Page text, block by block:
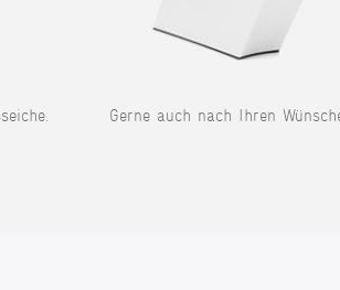
Gerne auch nach Ihren